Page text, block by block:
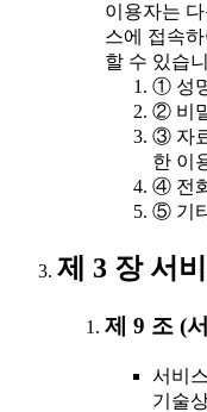
이용자는
스에 접속
할 수 있습
① 성
② 비
③ 자
한 이
④ 전
⑤ 기
제 3 장 서
제 9 조 (
서비
기술